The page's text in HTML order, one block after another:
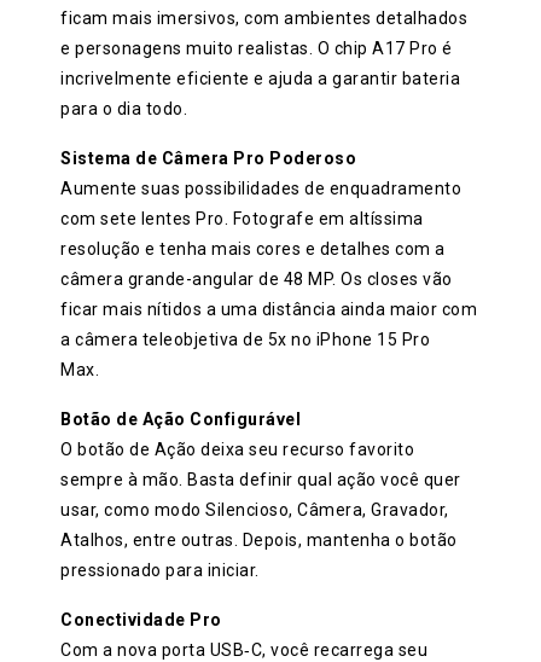
ficam mais imersivos, com ambientes detalhados
e personagens muito realistas. O chip A17 Pro é
incrivelmente eficiente e ajuda a garantir bateria
para o dia todo.
Sistema de Câmera Pro Poderoso
Aumente suas possibilidades de enquadramento
com sete lentes Pro. Fotografe em altíssima
resolução e tenha mais cores e detalhes com a
câmera grande-angular de 48 MP. Os closes vão
ficar mais nítidos a uma distância ainda maior com
a câmera teleobjetiva de 5x no iPhone 15 Pro
Max.
Botão de Ação Configurável
O botão de Ação deixa seu recurso favorito
sempre à mão. Basta definir qual ação você quer
usar, como modo Silencioso, Câmera, Gravador,
Atalhos, entre outras. Depois, mantenha o botão
pressionado para iniciar.
Conectividade Pro
Com a nova porta USB‑C, você recarrega seu